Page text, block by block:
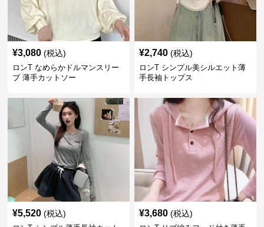
¥3,080 (税込)
ロンT なめらかドルマンスリー
ブ 薄手カットソー
¥2,740 (税込)
ロンT シンプル美シルエット薄
手長袖トップス
¥5,520 (税込) ¥3,680 (税込)